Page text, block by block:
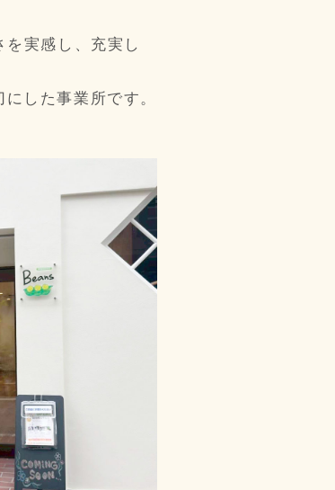
実感し、充実し
した事業所です。